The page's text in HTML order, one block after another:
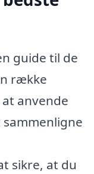
guide til de
række
anvende
sikre, at du